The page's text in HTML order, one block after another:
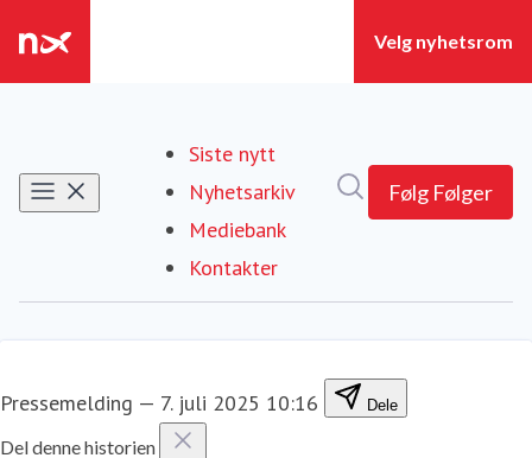
Siste nytt
Nyhetsarkiv
Mediebank
Kontakter
Følg Følger
Pressemelding — 7. juli 2025 10:16 Dele
Del denne historien